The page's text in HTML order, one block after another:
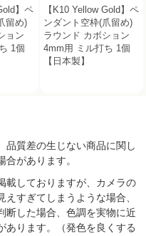
】ペ
留め)
ョン
1個
【K10 Yellow Gold】ペ
ンダント空枠(爪留め)
ラウンド カボション
4mm用 ミル打ち 1個
【日本製】
品質差の生じない商品に関し
があります。
載しておりますが、カメラの
すぎてしまうような場合、
断した場合、色調を実物に近
あります。（発色を良くする